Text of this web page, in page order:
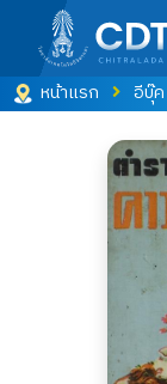
หน้าแรก อีบุ๊ค